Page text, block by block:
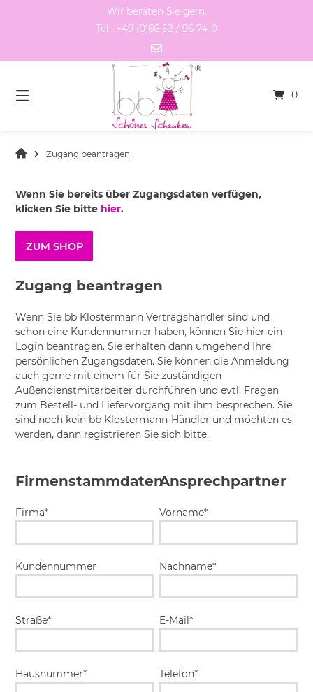
Wir beraten Sie gern.
Tel.: +49 (0)66 52 / 96 74-0
0
Zugang beantragen
Wenn Sie bereits über Zugangsdaten verfügen,
klicken Sie bitte hier.
ZUM SHOP
Zugang beantragen
Wenn Sie bb Klostermann Vertragshändler sind und
schon eine Kundennummer haben, können Sie hier ein
Login beantragen. Sie erhalten dann umgehend Ihre
persönlichen Zugangsdaten. Sie können die Anmeldung
auch gerne mit einem für Sie zuständigen
Außendienstmitarbeiter durchführen und evtl. Fragen
zum Bestell- und Liefervorgang mit ihm besprechen. Sie
sind noch kein bb Klostermann-Händler und möchten es
werden, dann registrieren Sie sich bitte.
Firmenstammdaten
Firma*
Kundennummer
Straße*
Hausnummer*
Ansprechpartner
Vorname*
Nachname*
E-Mail*
Telefon*